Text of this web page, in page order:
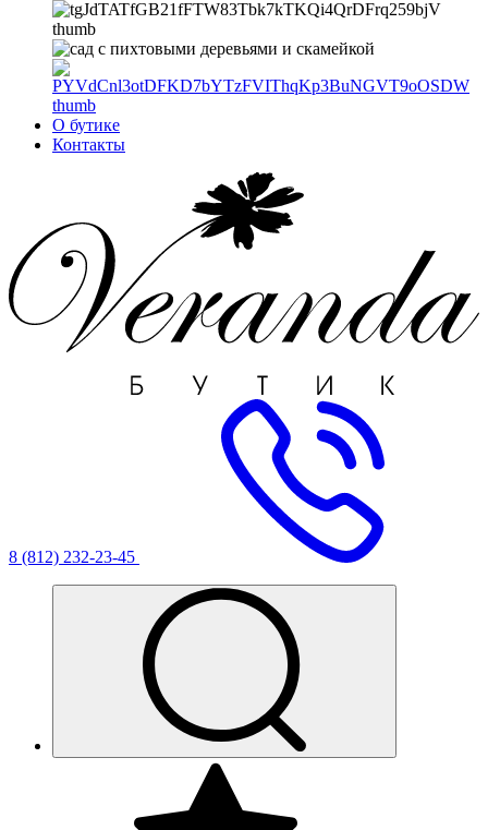
О бутике
Контакты
8 (812) 232-23-45